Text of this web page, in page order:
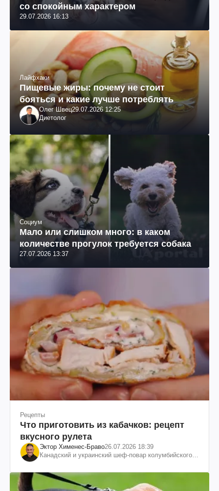
со спокойным характером
29.07.2026 16:13
Лайфхаки
Пищевые жиры: почему не стоит
бояться и какие лучше потреблять
Олег Швец29.07.2026 12:25
Диетолог
Социум
Мало или слишком много: в каком
количестве прогулок требуется собака
27.07.2026 13:37
Рецепты
Что приготовить из кабачков: рецепт
вкусного рулета
Эктор Хименес-Браво26.07.2026 18:39
Канадский и украинский шеф-повар колумбийского